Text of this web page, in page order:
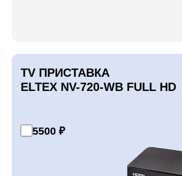
TV ПРИСТАВКА
ELTEX NV-720-WB FULL HD
5500 ₽